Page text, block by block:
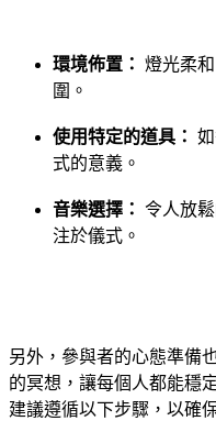
環境佈置： 燈光柔
圍。
使用特定的道具：
式的意義。
音樂選擇： 令人放
注於儀式。
另外，參與者的心態準備
的冥想，讓每個人都能穩
建議遵循以下步驟，以確